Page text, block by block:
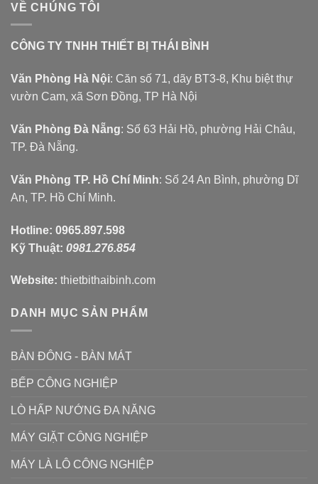
VỀ CHÚNG TÔI
CÔNG TY TNHH THIẾT BỊ THÁI BÌNH
Văn Phòng Hà Nội: Căn số 71, dãy BT3-8, Khu biệt thự
vườn Cam, xã Sơn Đồng, TP Hà Nội
Văn Phòng Đà Nẵng: Số 63 Hải Hồ, phường Hải Châu,
TP. Đà Nẵng.
Văn Phòng TP. Hồ Chí Minh: Số 24 An Bình, phường Dĩ
An, TP. Hồ Chí Minh.
Hotline: 0965.897.598
Kỹ Thuật: 0981.276.854
Website: thietbithaibinh.com
DANH MỤC SẢN PHẨM
BÀN ĐÔNG - BÀN MÁT
BẾP CÔNG NGHIỆP
LÒ HẤP NƯỚNG ĐA NĂNG
MÁY GIẶT CÔNG NGHIỆP
MÁY LÀ LÔ CÔNG NGHIỆP